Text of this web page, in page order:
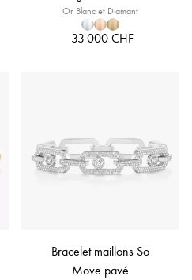
Or Blanc et Diamant
33 000 CHF
Bracelet maillons So
Move pavé